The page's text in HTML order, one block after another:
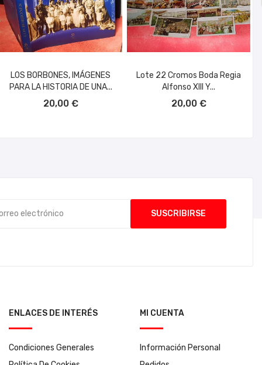
LOS BORBONES, IMÁGENES
PARA LA HISTORIA DE UNA...
20,00 €
Lote 22 Cromos Boda Regia
Alfonso XIII Y...
20,00 €
ENLACES DE INTERÉS
Condiciones Generales
MI CUENTA
Información Personal